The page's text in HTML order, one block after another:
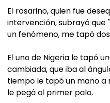
El rosarino, quien fue
intervención, subrayó que
un fenómeno, me tapó
El uno de Nigeria le tapó
cambiada, que iba al
tiempo le tapó un mano a
le pegó al primer palo.